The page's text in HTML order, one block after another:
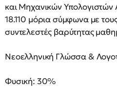
και Μηχανικών
18.110 μόρια σύμφωνα με
συντελεστές βαρύτητας
Νεοελληνική Γλώσσα &
Φυσική: 30%